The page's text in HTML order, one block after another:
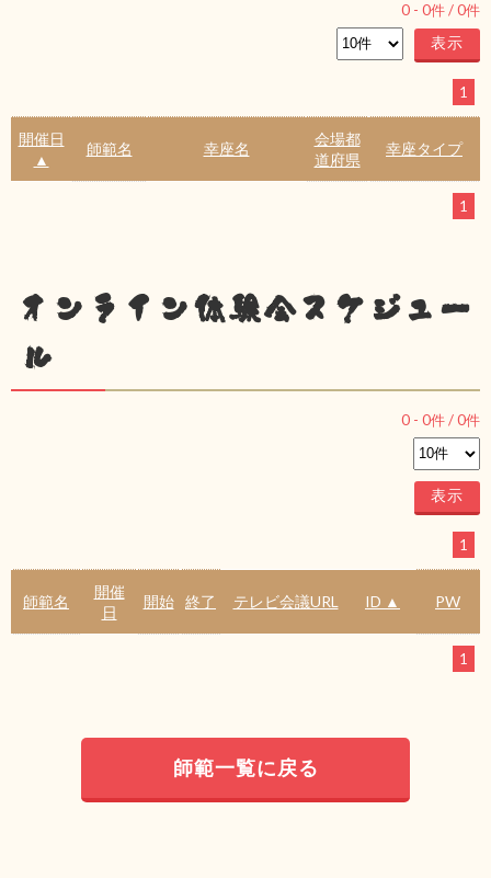
0 - 0件 /0件
1
開催日
▲
師範名 幸座名
会場都
道府県
幸座タイプ
1
オンライン体験会スケジュー
ル
0 - 0件 /0件
1
師範名
開催
日
開始 終了 テレビ会議URL ID ▲ PW
1
師範一覧に戻る